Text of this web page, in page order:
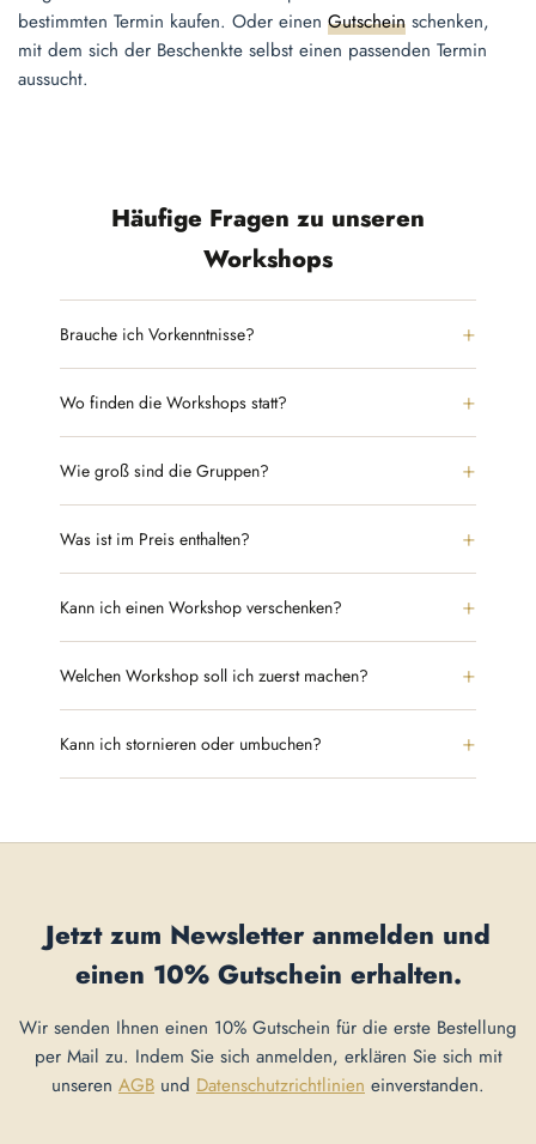
bestimmten Termin kaufen. Oder einen Gutschein schenken,
mit dem sich der Beschenkte selbst einen passenden Termin
aussucht.
Häufige Fragen zu unseren
Workshops
Brauche ich Vorkenntnisse?
Wo finden die Workshops statt?
Wie groß sind die Gruppen?
Was ist im Preis enthalten?
Kann ich einen Workshop verschenken?
Welchen Workshop soll ich zuerst machen?
Kann ich stornieren oder umbuchen?
Jetzt zum Newsletter anmelden und
einen 10% Gutschein erhalten.
Wir senden Ihnen einen 10% Gutschein für die erste Bestellung
per Mail zu. Indem Sie sich anmelden, erklären Sie sich mit
unseren AGB und Datenschutzrichtlinien einverstanden.